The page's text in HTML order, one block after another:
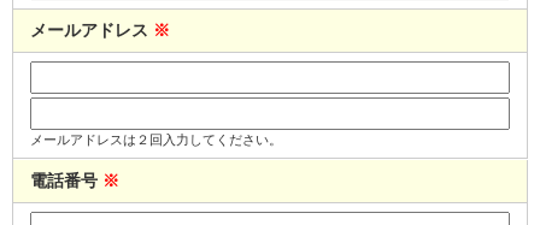
メールアドレス ※
メールアドレスは２回入力してください。
電話番号 ※